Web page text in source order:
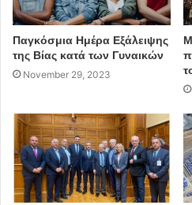
Παγκόσμια Ημέρα Εξάλειψης
της Βίας κατά των Γυναικών
November 29, 2023